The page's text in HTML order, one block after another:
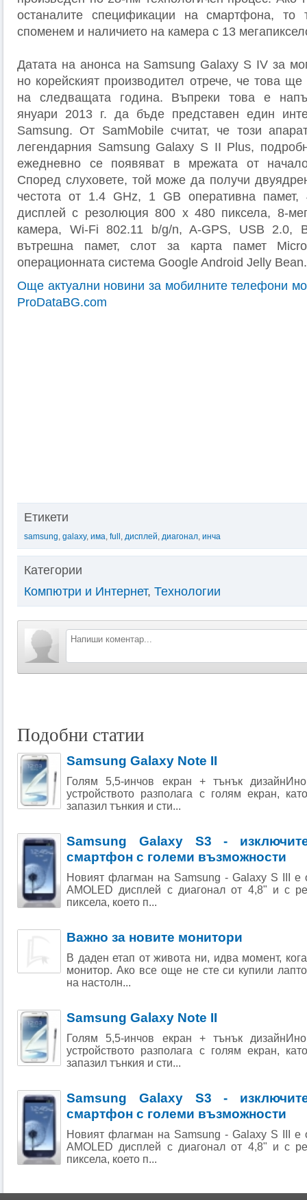
останалите спецификации на смартфона,
споменем и наличието на камера с 13
Датата на анонса на Samsung Galaxy S IV за
но корейският производител отрече, че това
на следващата година. Въпреки това е
януари 2013 г. да бъде представен един
Samsung. От SamMobile считат, че този
легендарния Samsung Galaxy S II Plus,
ежедневно се появяват в мрежата от
Според слуховете, той може да получи
честота от 1.4 GHz, 1 GB оперативна памет,
дисплей с резолюция 800 х 480 пиксела, 8-
камера, Wi-Fi 802.11 b/g/n, A-GPS, USB 2.0,
вътрешна памет, слот за карта памет
операционната система Google Android Jelly Bean.
Още актуални новини за мобилните телефони
ProDataBG.com
Етикети
samsung, galaxy, има, full , дисплей, диагонал, инча
Категории
Компютри и Интернет, Технологии
Подобни статии
Samsung Galaxy Note II
Голям 5,5-инчов екран + тънък
устройството разполага с голям екран,
запазил тънкия и сти...
Samsung Galaxy S3 -
смартфон с големи възможности
Новият флагман на Samsung - Galaxy S III е
AMOLED дисплей с диагонал от 4,8" и с
пиксела, което п...
Важно за новите монитори
В даден етап от живота ни, идва момент,
монитор. Ако все още не сте си купили
на настолн...
Samsung Galaxy Note II
Голям 5,5-инчов екран + тънък
устройството разполага с голям екран,
запазил тънкия и сти...
Samsung Galaxy S3 -
смартфон с големи възможности
Новият флагман на Samsung - Galaxy S III е
AMOLED дисплей с диагонал от 4,8" и с
пиксела, което п...